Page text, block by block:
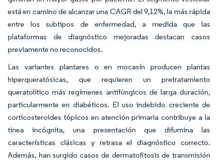
está en camino de alcanzar una CAGR del 9,12%, la más rápida
entre los subtipos de enfermedad, a medida que las
plataformas de diagnóstico mejoradas destacan casos
previamente no reconocidos.
Las variantes plantares o en mocasín producen plantas
hiperqueratósicas, que requieren un pretratamiento
queratolítico más regímenes antifúngicos de larga duración,
particularmente en diabéticos. El uso indebido creciente de
corticosteroides tópicos en atención primaria contribuye a la
tinea incógnita, una presentación que difumina las
características clásicas y retrasa el diagnóstico correcto.
Además, han surgido casos de dermatofitosis de transmisión